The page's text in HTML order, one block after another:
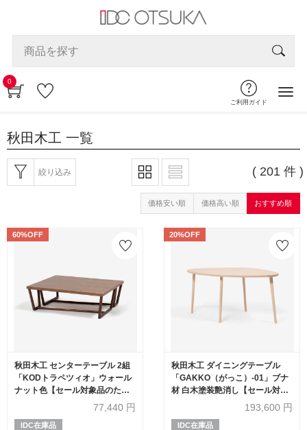
0
ご利用ガイド
秋田木工 一覧
絞り込み ( 201 件 )
価格安い順 価格高い順 おすすめ順
60%OFF
秋田木工 センターテーブル 2組
「KODトラペツィオ」ウォール
ナット色【セール対象品のため
77,440 円
IDC在庫品
20%OFF
秋田木工 ダイニングテーブル
「GAKKO（がっこ）-01」ブナ
材 白木塗装艶消し【セール対象
193,600 円
IDC在庫品